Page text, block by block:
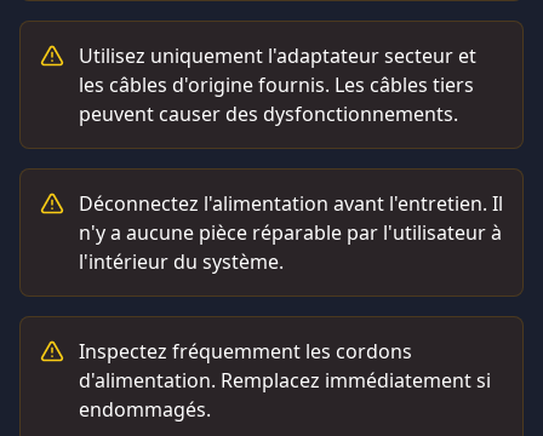
Utilisez uniquement l'adaptateur secteur et
les câbles d'origine fournis. Les câbles tiers
peuvent causer des dysfonctionnements.
Déconnectez l'alimentation avant l'entretien. Il
n'y a aucune pièce réparable par l'utilisateur à
l'intérieur du système.
Inspectez fréquemment les cordons
d'alimentation. Remplacez immédiatement si
endommagés.